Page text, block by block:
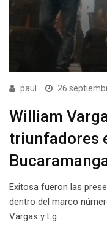
paul 26
William
triunfadores
Exitosa fueron las
dentro del marco
Vargas y Lg…